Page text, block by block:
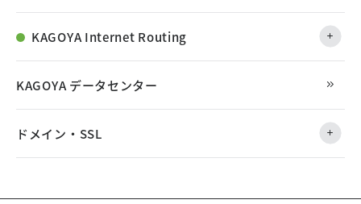
KAGOYA Internet Routing
KAGOYA データセンター
ドメイン・SSL